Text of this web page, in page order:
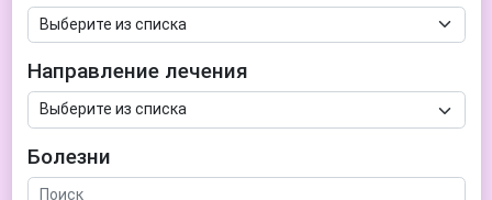
Направление лечения
Болезни